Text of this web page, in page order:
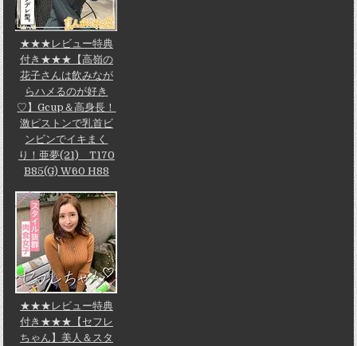
★★★レビュー特典
付き★★★【高嶺の
花子さんは飲みなが
らハメるのが好き
♡】Gcup＆高身長！
激ピストンで乳首ビ
ンビンでイキまく
り！亜夢(21) T170
B85(G) W60 H88
★★★レビュー特典
付き★★★【セフレ
ちゃん】美人＆スタ